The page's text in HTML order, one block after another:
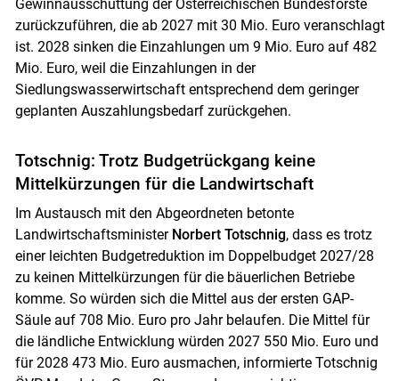
Gewinnausschüttung der Österreichischen Bundesforste
zurückzuführen, die ab 2027 mit 30 Mio. Euro veranschlagt
ist. 2028 sinken die Einzahlungen um 9 Mio. Euro auf 482
Mio. Euro, weil die Einzahlungen in der
Siedlungswasserwirtschaft entsprechend dem geringer
geplanten Auszahlungsbedarf zurückgehen.
Totschnig: Trotz Budgetrückgang keine
Mittelkürzungen für die Landwirtschaft
Im Austausch mit den Abgeordneten betonte
Landwirtschaftsminister Norbert Totschnig, dass es trotz
einer leichten Budgetreduktion im Doppelbudget 2027/28
zu keinen Mittelkürzungen für die bäuerlichen Betriebe
komme. So würden sich die Mittel aus der ersten GAP-
Säule auf 708 Mio. Euro pro Jahr belaufen. Die Mittel für
die ländliche Entwicklung würden 2027 550 Mio. Euro und
für 2028 473 Mio. Euro ausmachen, informierte Totschnig